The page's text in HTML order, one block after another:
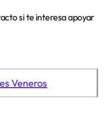
si te interesa apoyar
Veneros